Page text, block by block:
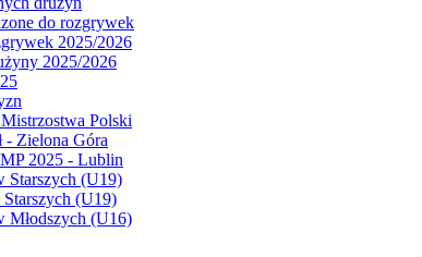
do rozgrywek
2025/2026
2025/2026
Polski
- Zielona Góra
2025 - Lublin
Starszych (U19)
(U19)
Młodszych (U16)